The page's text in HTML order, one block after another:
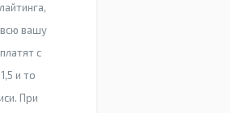
вашу
с
и то
При